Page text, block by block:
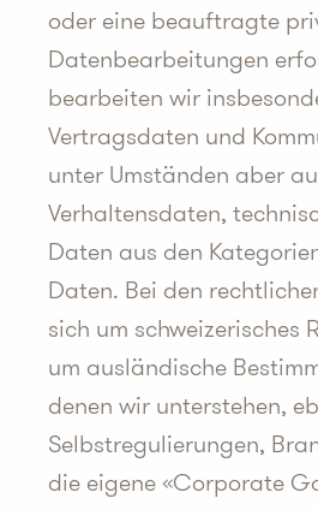
oder eine beauftragte
Datenbearbeitungen
bearbeiten wir
Vertragsdaten und
unter Umständen aber
Verhaltensdaten,
Daten aus den
Daten. Bei den
sich um schweizerisches
um ausländische
denen wir unterstehen,
Selbstregulierungen,
die eigene «Corporate